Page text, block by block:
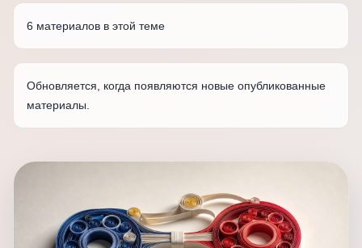
6 материалов в этой теме
Обновляется, когда появляются новые опубликованные
материалы.